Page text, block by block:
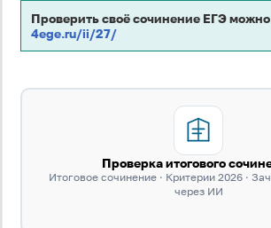
Логин
Антиспам: Загрузка...
Проверить своё сочинение ЕГЭ
4ege.ru/ii/27/
Проверка итогового
Итоговое сочинение · Критерии 2026 ·
через ИИ